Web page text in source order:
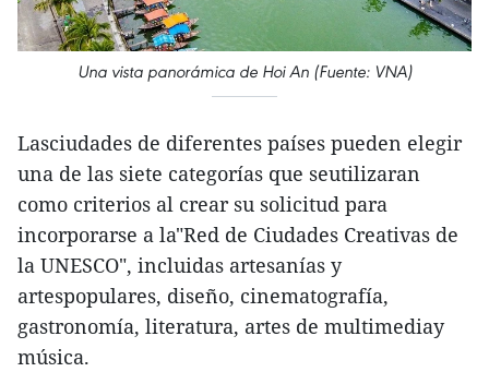
Una vista panorámica de Hoi An (Fuente: VNA)
Lasciudades de diferentes países pueden elegir
una de las siete categorías que seutilizaran
como criterios al crear su solicitud para
incorporarse a la"Red de Ciudades Creativas de
la UNESCO", incluidas artesanías y
artespopulares, diseño, cinematografía,
gastronomía, literatura, artes de multimediay
música.